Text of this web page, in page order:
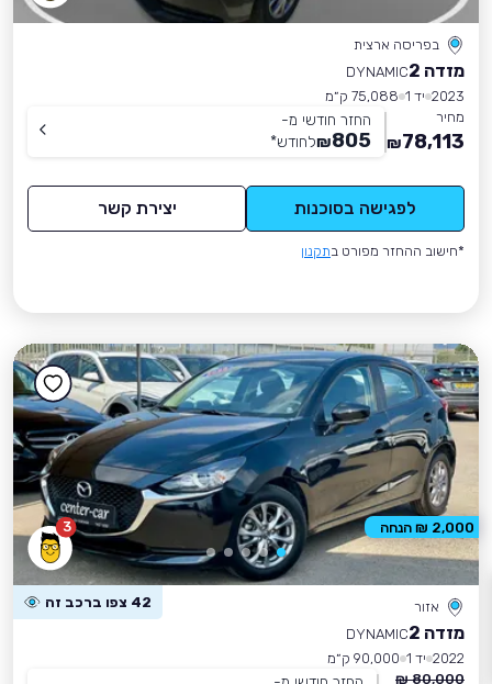
בפריסה ארצית
מזדה 2
DYNAMIC
2023 יד 1
75,088 ק״מ
מחיר
78,113
₪
החזר חודשי מ-
805
₪לחודש*
לפגישה בסוכנות יצירת קשר
*חישוב ההחזר מפורט בתקנון
3
אזור 42 צפו ברכב זה
מזדה 2
DYNAMIC
2022 יד 1
90,000 ק״מ
80,000 ₪
2,000 ₪ הנחה